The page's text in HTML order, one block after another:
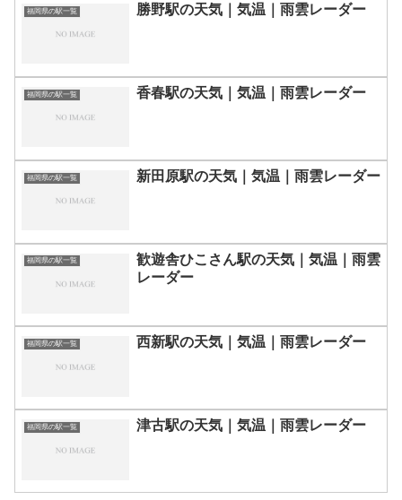
福岡県の駅一覧 勝野駅の天気｜気温｜雨雲レーダー
福岡県の駅一覧 香春駅の天気｜気温｜雨雲レーダー
福岡県の駅一覧 新田原駅の天気｜気温｜雨雲レーダー
福岡県の駅一覧
歓遊舎ひこさん駅の天気｜気温｜雨雲
レーダー
福岡県の駅一覧 西新駅の天気｜気温｜雨雲レーダー
福岡県の駅一覧 津古駅の天気｜気温｜雨雲レーダー